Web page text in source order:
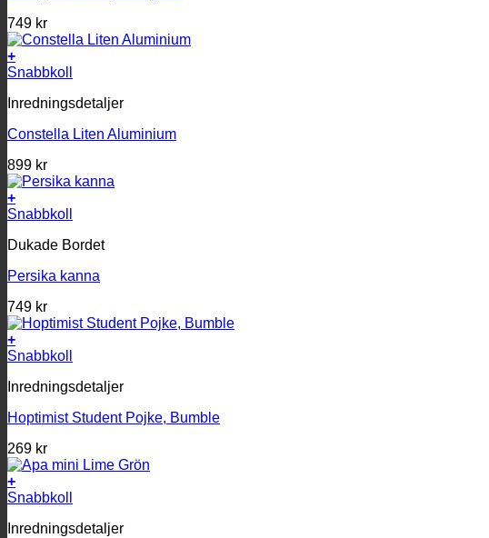
749 kr
+
Snabbkoll
Inredningsdetaljer
Constella Liten Aluminium
899 kr
+
Snabbkoll
Dukade Bordet
Persika kanna
749 kr
+
Snabbkoll
Inredningsdetaljer
Hoptimist Student Pojke, Bumble
269 kr
+
Snabbkoll
Inredningsdetaljer